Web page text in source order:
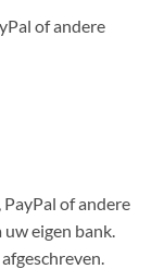
of andere
of andere
eigen bank.